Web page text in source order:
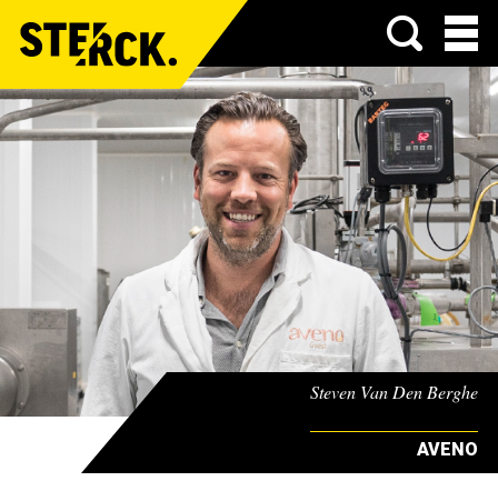
Menu
Steven Van Den Berghe
AVENO